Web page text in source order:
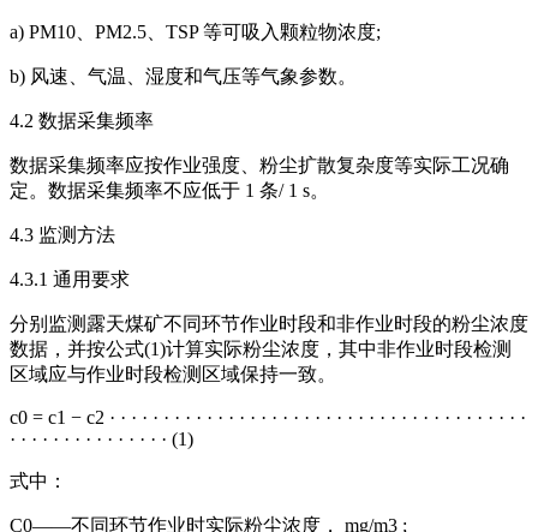
a) PM10、PM2.5、TSP 等可吸入颗粒物浓度;
b) 风速、气温、湿度和气压等气象参数。
4.2 数据采集频率
数据采集频率应按作业强度、粉尘扩散复杂度等实际工况确
定。数据采集频率不应低于 1 条/ 1 s。
4.3 监测方法
4.3.1 通用要求
分别监测露天煤矿不同环节作业时段和非作业时段的粉尘浓度
数据，并按公式(1)计算实际粉尘浓度，其中非作业时段检测
区域应与作业时段检测区域保持一致。
c0 = c1 − c2 · · · · · · · · · · · · · · · · · · · · · · · · · · · · · · · · · · · · · · ·
· · · · · · · · · · · · · · · (1)
式中：
C0——不同环节作业时实际粉尘浓度， mg/m3 ;